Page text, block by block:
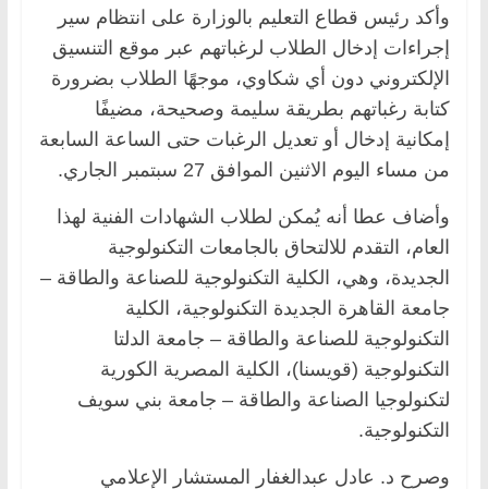
وأكد رئيس قطاع التعليم بالوزارة على انتظام سير
إجراءات إدخال الطلاب لرغباتهم عبر موقع التنسيق
الإلكتروني دون أي شكاوي، موجهًا الطلاب بضرورة
كتابة رغباتهم بطريقة سليمة وصحيحة، مضيفًا
إمكانية إدخال أو تعديل الرغبات حتى الساعة السابعة
من مساء اليوم الاثنين الموافق 27 سبتمبر الجاري.
وأضاف عطا أنه يُمكن لطلاب الشهادات الفنية لهذا
العام، التقدم للالتحاق بالجامعات التكنولوجية
الجديدة، وهي، الكلية التكنولوجية للصناعة والطاقة –
جامعة القاهرة الجديدة التكنولوجية، الكلية
التكنولوجية للصناعة والطاقة – جامعة الدلتا
التكنولوجية (قويسنا)، الكلية المصرية الكورية
لتكنولوجيا الصناعة والطاقة – جامعة بني سويف
التكنولوجية.
وصرح د. عادل عبدالغفار المستشار الإعلامي